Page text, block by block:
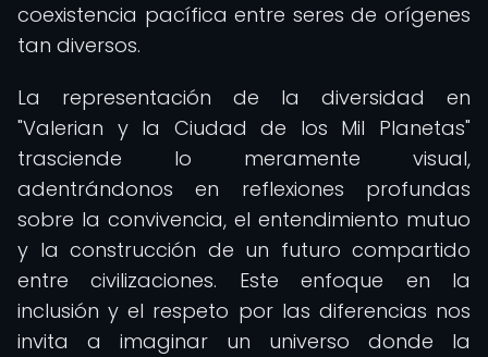
coexistencia pacífica entre seres de orígenes
tan diversos.
La representación de la diversidad en
"Valerian y la Ciudad de los Mil Planetas"
trasciende lo meramente visual,
adentrándonos en reflexiones profundas
sobre la convivencia, el entendimiento mutuo
y la construcción de un futuro compartido
entre civilizaciones. Este enfoque en la
inclusión y el respeto por las diferencias nos
invita a imaginar un universo donde la